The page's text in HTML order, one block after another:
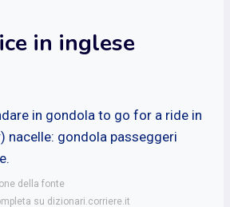
in inglese
in gondola to go for a ride in
nacelle: gondola passeggeri
della fonte
su dizionari.corriere.it